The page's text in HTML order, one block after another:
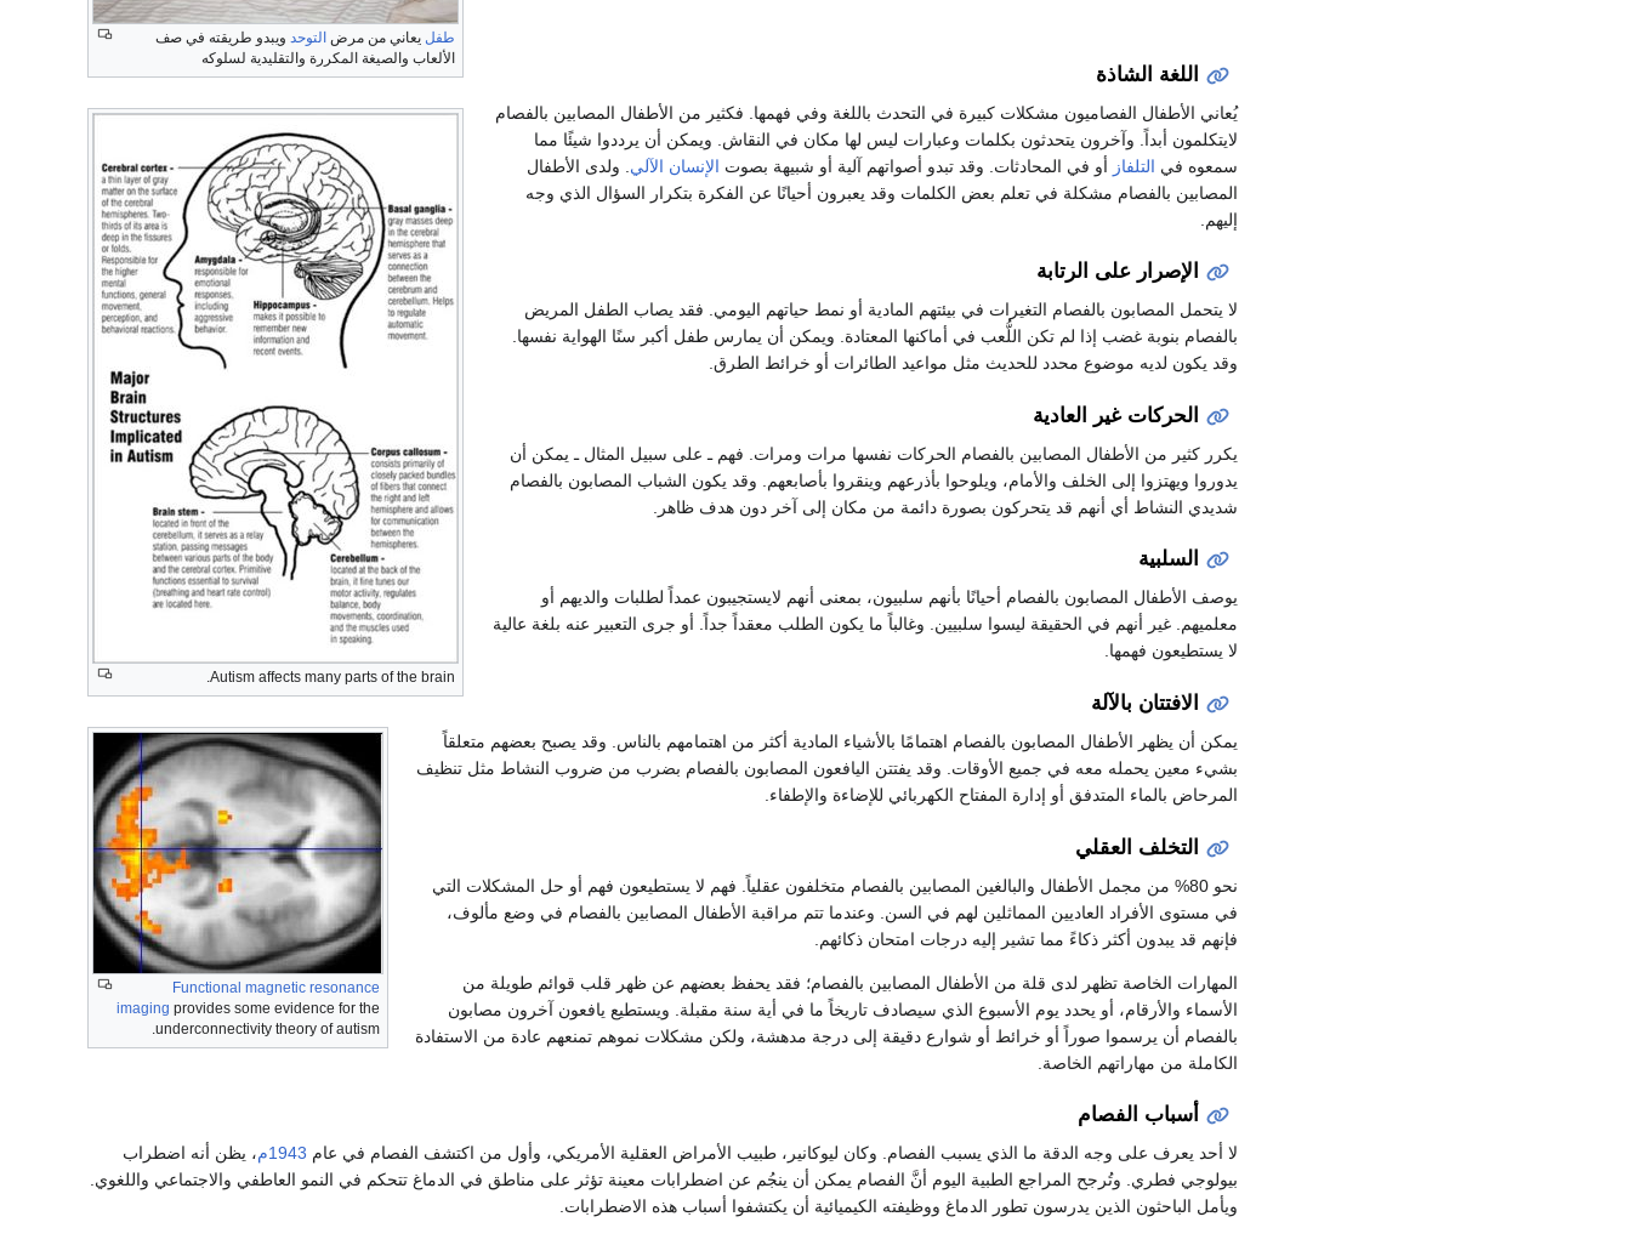
طفل يعاني من مرض التوحد ويبدو طريقته في صف
الألعاب والصيغة المكررة والتقليدية لسلوكه
Autism affects many parts of the brain.
Functional magnetic resonance
imaging provides some evidence for the
underconnectivity theory of autism.
اللغة الشاذة
يُعاني الأطفال الفصاميون مشكلات كبيرة في التحدث باللغة وفي فهمها. فكثير من الأطفال المصابين بالفصام
لايتكلمون أبداً. وآخرون يتحدثون بكلمات وعبارات ليس لها مكان في النقاش. ويمكن أن يرددوا شيئًا مما
سمعوه في التلفاز أو في المحادثات. وقد تبدو أصواتهم آلية أو شبيهة بصوت الإنسان الآلي . ولدى الأطفال
المصابين بالفصام مشكلة في تعلم بعض الكلمات وقد يعبرون أحيانًا عن الفكرة بتكرار السؤال الذي وجه
إليهم.
الإصرار على الرتابة
لا يتحمل المصابون بالفصام التغيرات في بيئتهم المادية أو نمط حياتهم اليومي. فقد يصاب الطفل المريض
بالفصام بنوبة غضب إذا لم تكن اللُّعب في أماكنها المعتادة. ويمكن أن يمارس طفل أكبر سنًا الهواية نفسها.
وقد يكون لديه موضوع محدد للحديث مثل مواعيد الطائرات أو خرائط الطرق.
الحركات غير العادية
يكرر كثير من الأطفال المصابين بالفصام الحركات نفسها مرات ومرات. فهم ـ على سبيل المثال ـ يمكن أن
يدوروا ويهتزوا إلى الخلف والأمام، ويلوحوا بأذرعهم وينقروا بأصابعهم. وقد يكون الشباب المصابون بالفصام
شديدي النشاط أي أنهم قد يتحركون بصورة دائمة من مكان إلى آخر دون هدف ظاهر.
السلبية
يوصف الأطفال المصابون بالفصام أحيانًا بأنهم سلبيون، بمعنى أنهم لايستجيبون عمداً لطلبات والديهم أو
معلميهم. غير أنهم في الحقيقة ليسوا سلبيين. وغالباً ما يكون الطلب معقداً جداً. أو جرى التعبير عنه بلغة عالية
لا يستطيعون فهمها.
الافتتان بالآلة
يمكن أن يظهر الأطفال المصابون بالفصام اهتمامًا بالأشياء المادية أكثر من اهتمامهم بالناس. وقد يصبح بعضهم متعلقاً
بشيء معين يحمله معه في جميع الأوقات. وقد يفتتن اليافعون المصابون بالفصام بضرب من ضروب النشاط مثل تنظيف
المرحاض بالماء المتدفق أو إدارة المفتاح الكهربائي للإضاءة والإطفاء.
التخلف العقلي
نحو 80% من مجمل الأطفال والبالغين المصابين بالفصام متخلفون عقلياً. فهم لا يستطيعون فهم أو حل المشكلات التي
في مستوى الأفراد العاديين المماثلين لهم في السن. وعندما تتم مراقبة الأطفال المصابين بالفصام في وضع مألوف،
فإنهم قد يبدون أكثر ذكاءً مما تشير إليه درجات امتحان ذكائهم.
المهارات الخاصة تظهر لدى قلة من الأطفال المصابين بالفصام؛ فقد يحفظ بعضهم عن ظهر قلب قوائم طويلة من
الأسماء والأرقام، أو يحدد يوم الأسبوع الذي سيصادف تاريخاً ما في أية سنة مقبلة. ويستطيع يافعون آخرون مصابون
بالفصام أن يرسموا صوراً أو خرائط أو شوارع دقيقة إلى درجة مدهشة، ولكن مشكلات نموهم تمنعهم عادة من الاستفادة
الكاملة من مهاراتهم الخاصة.
أسباب الفصام
لا أحد يعرف على وجه الدقة ما الذي يسبب الفصام. وكان ليوكانير، طبيب الأمراض العقلية الأمريكي، وأول من اكتشف الفصام في عام 1943م
، يظن أنه اضطراب
بيولوجي فطري. وتُرجح المراجع الطبية اليوم أنَّ الفصام يمكن أن ينجُم عن اضطرابات معينة تؤثر على مناطق في الدماغ تتحكم في النمو العاطفي والاجتماعي واللغوي.
ويأمل الباحثون الذين يدرسون تطور الدماغ ووظيفته الكيميائية أن يكتشفوا أسباب هذه الاضطرابات.